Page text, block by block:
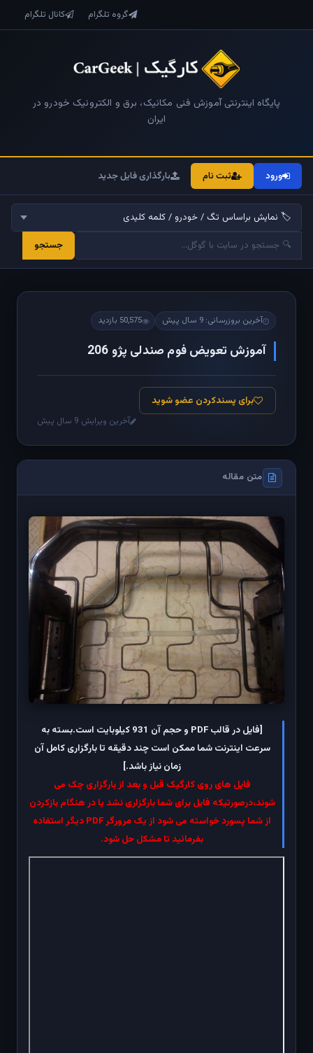
گروه تلگرام کانال تلگرام
پایگاه اینترنتی آموزش فنی مکانیک، برق و الکترونیک خودرو در
ایران
ورود ثبت نام بارگذاری فایل جدید
جستجو
آخرین بروزرسانی: 9 سال پیش 50,575 بازدید
آموزش تعویض فوم صندلی پژو 206
برای پسندکردن عضو شوید
آخرین ویرایش 9 سال پیش
متن مقاله
[فایل در قالب PDF و حجم آن 931 کیلوبایت است.بسته به
سرعت اینترنت شما ممکن است چند دقیقه تا بارگزاری کامل آن
زمان نیاز باشد.]
فایل های روی کارگیک قبل و بعد از بارگزاری چک می
شوند،درصورتیکه فایل برای شما بارگزاری نشد یا در هنگام بازکردن
از شما پسورد خواسته می شود از یک مرورگر PDF دیگر استفاده
بفرمائید تا مشکل حل شود.